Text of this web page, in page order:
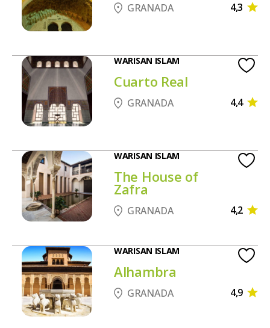
GRANADA 4,3
WARISAN ISLAM
Cuarto Real
GRANADA 4,4
WARISAN ISLAM
The House of
Zafra
GRANADA 4,2
WARISAN ISLAM
Alhambra
GRANADA 4,9